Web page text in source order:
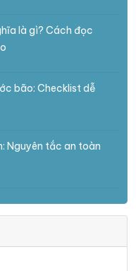
là gì? Cách đọc
bão: Checklist dễ
Nguyên tắc an toàn